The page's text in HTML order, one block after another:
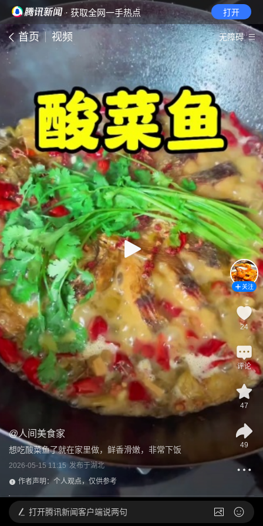
· 获取全网一手热点 打开
首页 视频 无障碍
@人间美食家
想吃酸菜鱼了就在家里做，鲜香滑嫩，非常下饭
2026-05-15 11:15 发布于湖北
作者声明：个人观点，仅供参考
关注
24
评论
47
49
打开腾讯新闻客户端说两句